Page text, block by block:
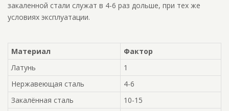
закаленной стали служат в 4-6 раз дольше, при тех же
условиях эксплуатации.
Материал
Фактор
Латунь
1
Нержавеющая сталь
4-6
Закалённая сталь
10-15